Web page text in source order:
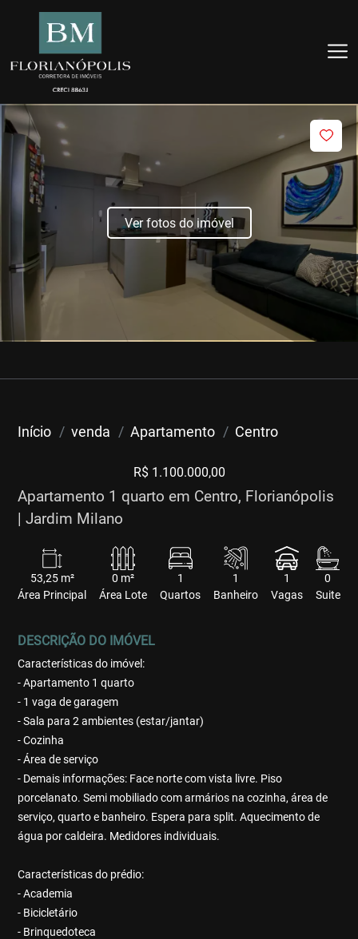
Ver fotos do imóvel
Início venda Apartamento Centro
R$ 1.100.000,00
Apartamento 1 quarto em Centro, Florianópolis
| Jardim Milano
53,25 m²
Área Principal
0 m²
Área Lote
1
Quartos
1
Banheiro
1
Vagas
0
Suite
DESCRIÇÃO DO IMÓVEL
Características do imóvel:
- Apartamento 1 quarto
- 1 vaga de garagem
- Sala para 2 ambientes (estar/jantar)
- Cozinha
- Área de serviço
- Demais informações: Face norte com vista livre. Piso
porcelanato. Semi mobiliado com armários na cozinha, área de
serviço, quarto e banheiro. Espera para split. Aquecimento de
água por caldeira. Medidores individuais.
Características do prédio:
- Academia
- Bicicletário
- Brinquedoteca